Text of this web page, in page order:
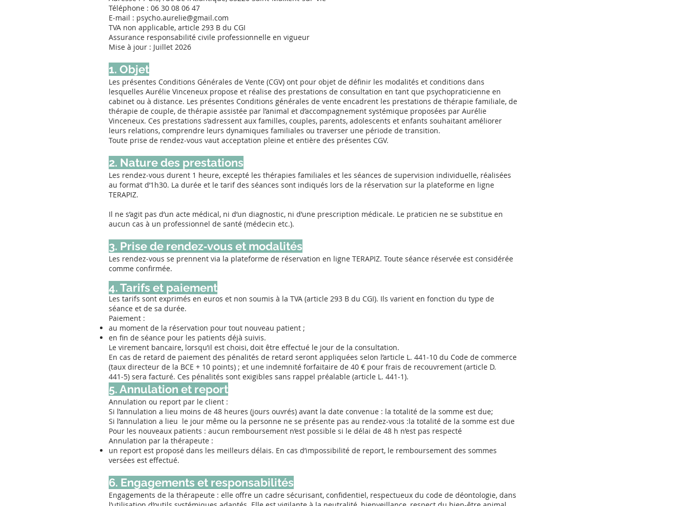
Téléphone : 06 30 08 06 47
E‑mail : psycho.aurelie@gmail.com
TVA non applicable, article 293 B du CGI
Assurance responsabilité civile professionnelle en vigueur
Mise à jour : Juillet 2026
1. Objet
Les présentes Conditions Générales de Vente (CGV) ont pour objet de définir les modalités et conditions dans
lesquelles Aurélie Vinceneux propose et réalise des prestations de consultation en tant que psychopraticienne en
cabinet ou à distance. Les présentes Conditions générales de vente encadrent les prestations de thérapie familiale, de
thérapie de couple, de thérapie assistée par l’animal et d’accompagnement systémique proposées par Aurélie
Vinceneux. Ces prestations s’adressent aux familles, couples, parents, adolescents et enfants souhaitant améliorer
leurs relations, comprendre leurs dynamiques familiales ou traverser une période de transition.
Toute prise de rendez‑vous vaut acceptation pleine et entière des présentes CGV.
2. Nature des prestations
Les rendez‑vous durent 1 heure, excepté les thérapies familiales et les séances de supervision individuelle, réalisées
au format d’1h30. La durée et le tarif des séances sont indiqués lors de la réservation sur la plateforme en ligne
TERAPIZ.
Il ne s’agit pas d’un acte médical, ni d’un diagnostic, ni d’une prescription médicale. Le praticien ne se substitue en
aucun cas à un professionnel de santé (médecin etc.).
3. Prise de rendez‑vous et modalités
Les rendez‑vous se prennent via la plateforme de réservation en ligne TERAPIZ. Toute séance réservée est considérée
comme confirmée.
4. Tarifs et paiement
Les tarifs sont exprimés en euros et non soumis à la TVA (article 293 B du CGI). Ils varient en fonction du type de
séance et de sa durée.
Paiement :
au moment de la réservation pour tout nouveau patient ;
en fin de séance pour les patients déjà suivis.
Le virement bancaire, lorsqu’il est choisi, doit être effectué le jour de la consultation.
En cas de retard de paiement des pénalités de retard seront appliquées selon l’article L. 441‑10 du Code de commerce
(taux directeur de la BCE + 10 points) ; et une indemnité forfaitaire de 40 € pour frais de recouvrement (article D.
441‑5) sera facturé. Ces pénalités sont exigibles sans rappel préalable (article L. 441‑1).
5. Annulation et report
Annulation ou report par le client :
Si l’annulation a lieu moins de 48 heures (jours ouvrés) avant la date convenue : la totalité de la somme est due;
Si l’annulation a lieu le jour même ou la personne ne se présente pas au rendez-vous :la totalité de la somme est due
Pour les nouveaux patients : aucun remboursement n’est possible si le délai de 48 h n’est pas respecté
Annulation par la thérapeute :
un report est proposé dans les meilleurs délais. En cas d’impossibilité de report, le remboursement des sommes
versées est effectué.
6. Engagements et responsabilités
Engagements de la thérapeute : elle offre un cadre sécurisant, confidentiel, respectueux du code de déontologie, dans